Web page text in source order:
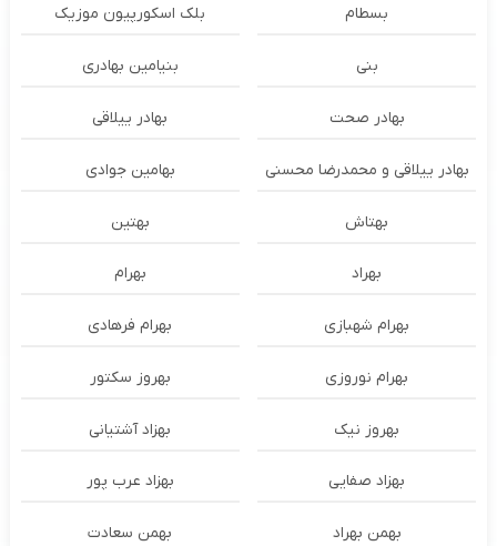
بسطام بلک اسکورپیون موزیک
بنی بنیامین بهادری
بهادر صحت بهادر ییلاقی
بهادر ییلاقی و محمدرضا محسنی بهامین جوادی
بهتاش بهتین
بهراد بهرام
بهرام شهبازی بهرام فرهادی
بهرام نوروزی بهروز سکتور
بهروز نیک بهزاد آشتیانی
بهزاد صفایی بهزاد عرب پور
بهمن بهراد بهمن سعادت